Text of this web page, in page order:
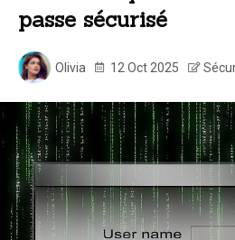
passe sécurisé
Olivia 12 Oct 2025